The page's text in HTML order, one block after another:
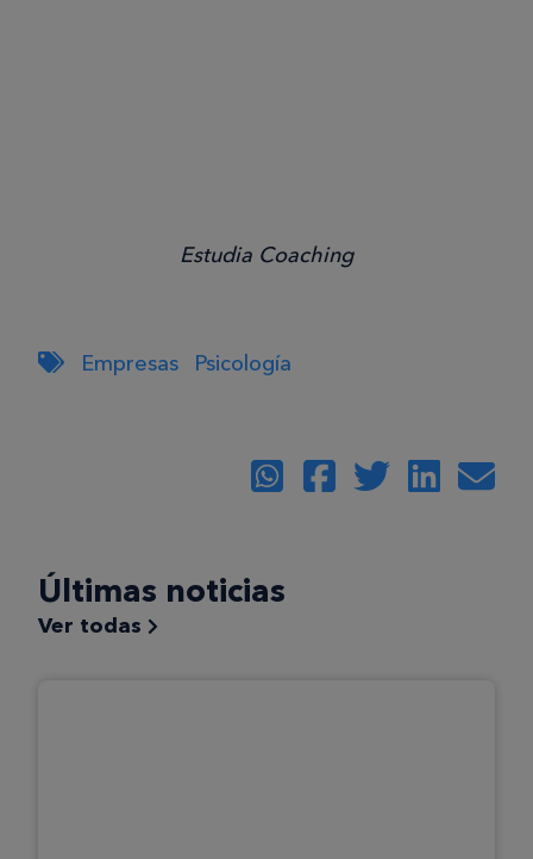
Estudia Coaching
Empresas Psicología
Últimas noticias
Ver todas